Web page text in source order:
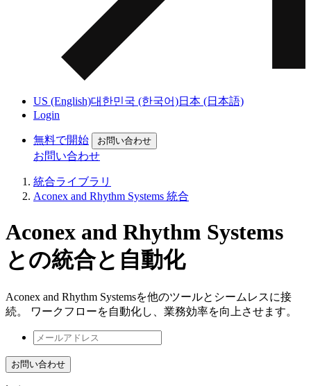
US (English)대한민국 (한국어)日本 (日本語)
Login
無料で開始 お問い合わせ
お問い合わせ
統合ライブラリ
Aconex and Rhythm Systems 統合
Aconex and Rhythm Systems
との統合と自動化
Aconex and Rhythm Systemsを他のツールとシームレスに接
続。 ワークフローを自動化し、業務効率を向上させます。
お問い合わせ